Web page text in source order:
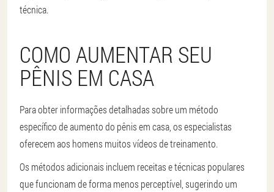
técnica.
COMO AUMENTAR SEU
PÊNIS EM CASA
Para obter informações detalhadas sobre um método
específico de aumento do pênis em casa, os especialistas
oferecem aos homens muitos vídeos de treinamento.
Os métodos adicionais incluem receitas e técnicas populares
que funcionam de forma menos perceptível, sugerindo um